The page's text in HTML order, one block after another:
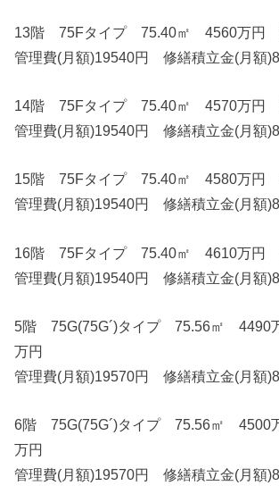
13階 75Fタイプ 75.40㎡ 4560万円
管理費(月額)19540円 修繕積立金(月額
14階 75Fタイプ 75.40㎡ 4570万円
管理費(月額)19540円 修繕積立金(月額
15階 75Fタイプ 75.40㎡ 4580万円
管理費(月額)19540円 修繕積立金(月額
16階 75Fタイプ 75.40㎡ 4610万円
管理費(月額)19540円 修繕積立金(月額
5階 75G(75G´)タイプ 75.56㎡ 4490
万円
管理費(月額)19570円 修繕積立金(月額
6階 75G(75G´)タイプ 75.56㎡ 4500
万円
管理費(月額)19570円 修繕積立金(月額